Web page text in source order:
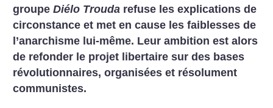
groupeDiélo Trouda refuse les explications de
circonstance et met en cause les faiblesses de
l’anarchisme lui-même. Leur ambition est alors
de refonder le projet libertaire sur des bases
révolutionnaires, organisées et résolument
communistes.